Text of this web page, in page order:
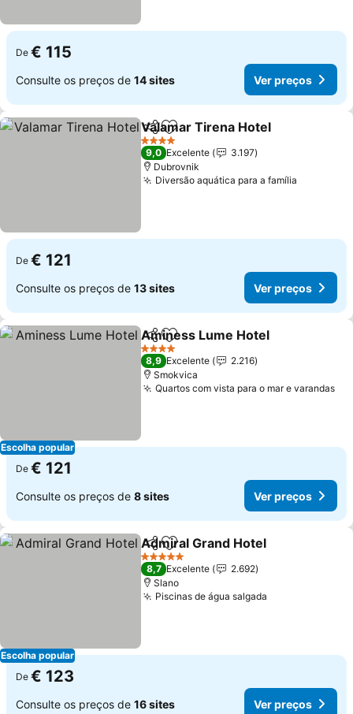
De € 115
Consulte os preços de 14 sites Ver preços
PartilharAdicionar aos favoritos
Valamar Tirena Hotel
4 Estrelas
9,0 Excelente
3.197
Dubrovnik
Diversão aquática para a família
De € 121
Consulte os preços de 13 sites Ver preços
Escolha popular
PartilharAdicionar aos favoritos
Aminess Lume Hotel
4 Estrelas
8,9 Excelente
2.216
Smokvica
Quartos com vista para o mar e varandas
De € 121
Consulte os preços de 8 sites Ver preços
Escolha popular
PartilharAdicionar aos favoritos
Admiral Grand Hotel
5 Estrelas
8,7 Excelente
2.692
Slano
Piscinas de água salgada
De € 123
Consulte os preços de 16 sites Ver preços